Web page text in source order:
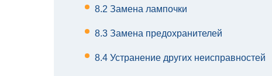
8.2 Замена лампочки
8.3 Замена предохранителей
8.4 Устранение других неисправностей